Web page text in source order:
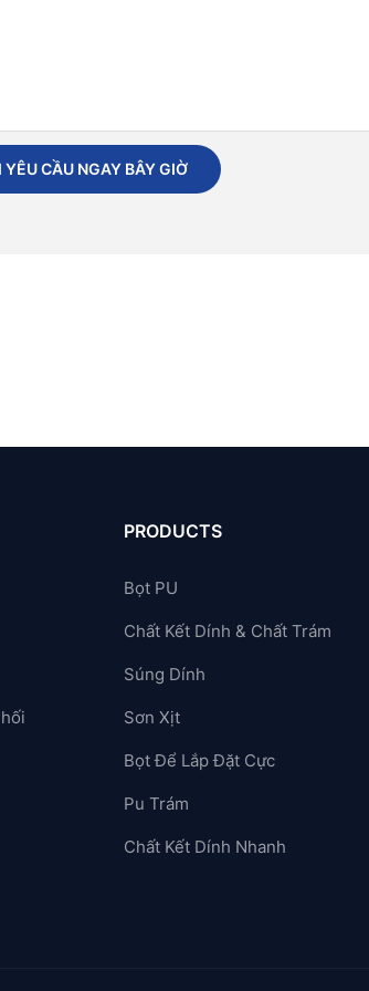
YÊU CẦU NGAY BÂY GIỜ
PRODUCTS
Bọt PU
Chất Kết Dính & Chất Trám
Súng Dính
Sơn Xịt
Bọt Để Lắp Đặt Cực
Pu Trám
Chất Kết Dính Nhanh